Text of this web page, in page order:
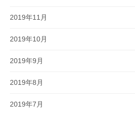
2019年11月
2019年10月
2019年9月
2019年8月
2019年7月